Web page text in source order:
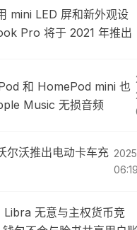
mini LED 屏和新外观设
Pro 将于 2021 年推出
和 HomePod mini 也
Music 无损音频
尔沃推出电动卡车充
无意与主权货币竞